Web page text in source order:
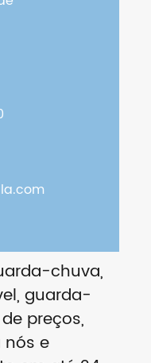
chuva,
guarda-
preços,
e